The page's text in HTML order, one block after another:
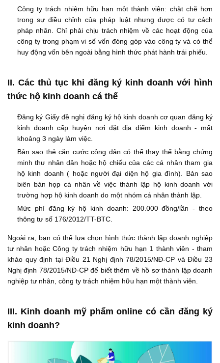
Công ty trách nhiệm hữu hạn một thành viên: chặt chẽ hơn
trong sự điều chỉnh của pháp luật nhưng được có tư cách
pháp nhân. Chỉ phải chịu trách nhiệm về các hoạt động của
công ty trong phạm vi số vốn đóng góp vào công ty và có thể
huy động vốn bên ngoài bằng hình thức phát hành trái phiếu.
II. Các thủ tục khi đăng ký kinh doanh với hình
thức hộ kinh doanh cá thể
Đăng ký Giấy đề nghị đăng ký hộ kinh doanh cơ quan đăng ký
kinh doanh cấp huyện nơi đặt địa điểm kinh doanh - mất
khoảng 3 ngày làm việc.
Bản sao thẻ căn cước công dân có thể thay thế bằng chứng
minh thư nhân dân hoặc hộ chiếu của các cá nhân tham gia
hộ kinh doanh ( hoặc người đại diện hộ gia đình). Bản sao
biên bản họp cá nhân về việc thành lập hộ kinh doanh với
trường hợp hộ kinh doanh do một nhóm cá nhân thành lập.
Mức phí đăng ký hộ kinh doanh: 200.000 đồng/lần - theo
thông tư số 176/2012/TT-BTC.
Ngoài ra, bạn có thể lựa chọn hình thức thành lập doanh nghiệp
tư nhân hoặc Công ty trách nhiệm hữu hạn 1 thành viên - tham
khảo quy định tại Điều 21 Nghị định 78/2015/NĐ-CP và Điều 23
Nghị định 78/2015/NĐ-CP để biết thêm về hồ sơ thành lập doanh
nghiệp tư nhân, công ty trách nhiệm hữu hạn một thành viên.
III. Kinh doanh mỹ phẩm online có cần đăng ký
kinh doanh?